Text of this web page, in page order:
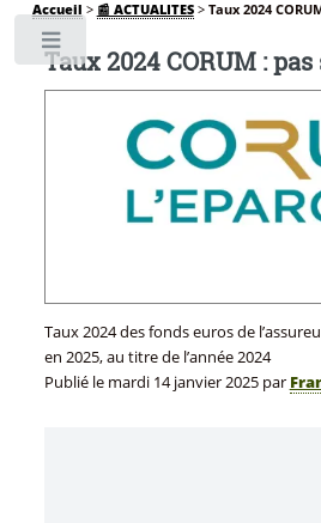
Accueil > 📰 ACTUALITES> Taux 2024
Taux 2024 CORUM :
Taux 2024 des fonds euros de
en 2025, au titre de l’année 2024
Publié le mardi 14 janvier 2025par